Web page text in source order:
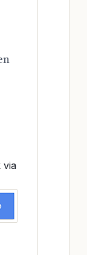
via